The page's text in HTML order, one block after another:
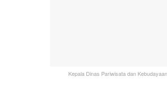
Kepala Dinas Pariwisata dan